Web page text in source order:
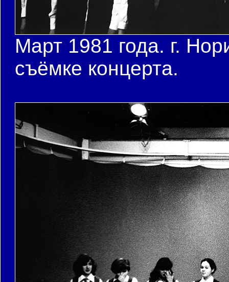
Март 1981 года. г.
съёмке концерта.